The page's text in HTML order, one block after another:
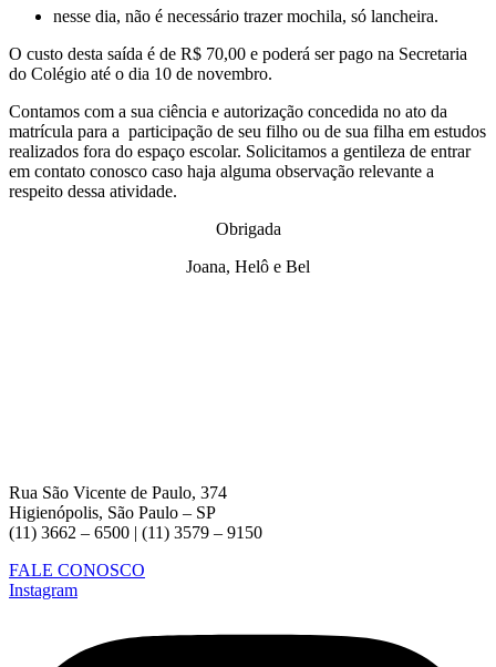
nesse dia, não é necessário trazer mochila, só lancheira.
O custo desta saída é de R$ 70,00 e poderá ser pago na Secretaria
do Colégio até o dia 10 de novembro.
Contamos com a sua ciência e autorização concedida no ato da
matrícula para a participação de seu filho ou de sua filha em estudos
realizados fora do espaço escolar. Solicitamos a gentileza de entrar
em contato conosco caso haja alguma observação relevante a
respeito dessa atividade.
Obrigada
Joana, Helô e Bel
Rua São Vicente de Paulo, 374
Higienópolis, São Paulo – SP
(11) 3662 – 6500 | (11) 3579 – 9150
FALE CONOSCO
Instagram